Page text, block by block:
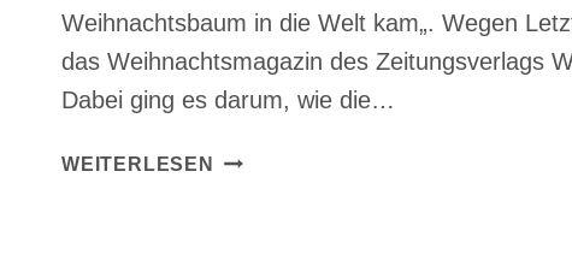
Weihnachtsbaum in die Welt kam„. Wegen
das Weihnachtsmagazin des Zeitungsverlags
Dabei ging es darum, wie die…
WEITERLESEN
ZU